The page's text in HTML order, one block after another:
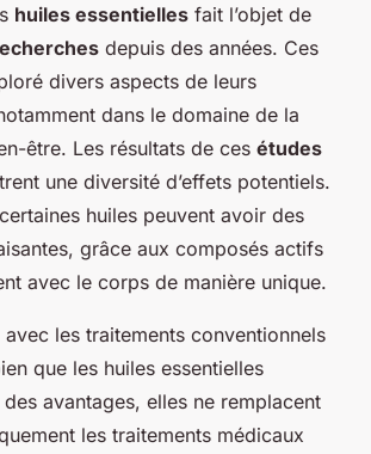
huiles essentielles fait l’objet de
depuis des années. Ces
divers aspects de leurs
dans le domaine de la
être. Les résultats de ces études
une diversité d’effets potentiels.
huiles peuvent avoir des
grâce aux composés actifs
avec le corps de manière unique.
avec les traitements conventionnels
que les huiles essentielles
avantages, elles ne remplacent
les traitements médicaux